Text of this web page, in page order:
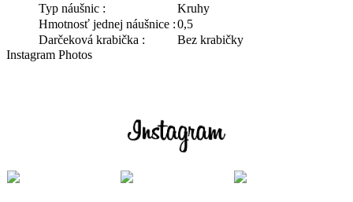
Typ náušnic :
Kruhy
Hmotnosť jednej náušnice :0,5
Darčeková krabička :
Bez krabičky
Instagram Photos